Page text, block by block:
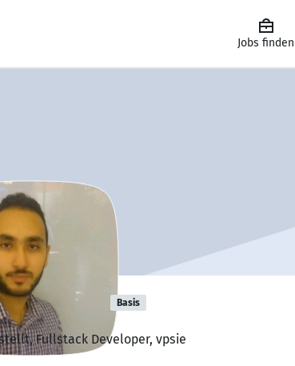
Jobs finden
rabie Basis
Fullstack Developer, vpsie